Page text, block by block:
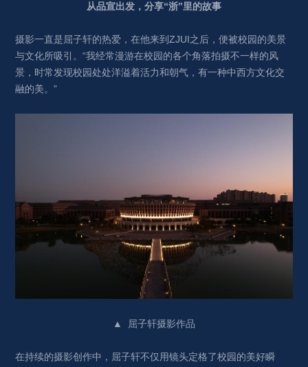
从品宣出发，分享“浙”里的故事
摄影一直是屈子轩的热爱，在他来到ZJUI之后，便被校园的美景
与文化所吸引。“我经常漫游在校园的各个角落拍摄不一样的风
景，时常发现校园处处洋溢着活力和朝气，有一种中西方文化交
融的美。”
▲ 屈子轩摄影作品
在持续的摄影创作中，屈子轩不仅用镜头定格了校园的美好瞬